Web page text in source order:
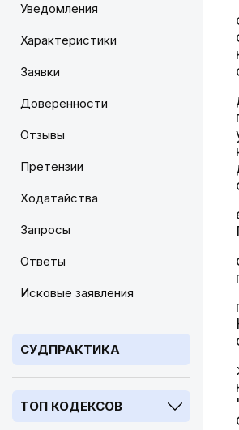
Уведомления
Характеристики
Заявки
Доверенности
Отзывы
Претензии
Ходатайства
Запросы
Ответы
Исковые заявления
СУДПРАКТИКА
ТОП КОДЕКСОВ